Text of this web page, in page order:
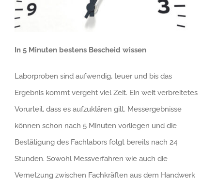
In 5 Minuten bestens Bescheid wissen
Laborproben sind aufwendig, teuer und bis das
Ergebnis kommt vergeht viel Zeit. Ein weit verbreitetes
Vorurteil, dass es aufzuklären gilt. Messergebnisse
können schon nach 5 Minuten vorliegen und die
Bestätigung des Fachlabors folgt bereits nach 24
Stunden. Sowohl Messverfahren wie auch die
Vernetzung zwischen Fachkräften aus dem Handwerk